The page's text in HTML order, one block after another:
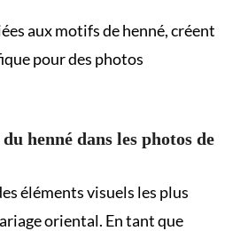
aux motifs de henné, créent
pour des photos
henné dans les photos de
éléments visuels les plus
oriental. En tant que